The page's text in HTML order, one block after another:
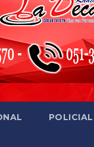
POLICIAL